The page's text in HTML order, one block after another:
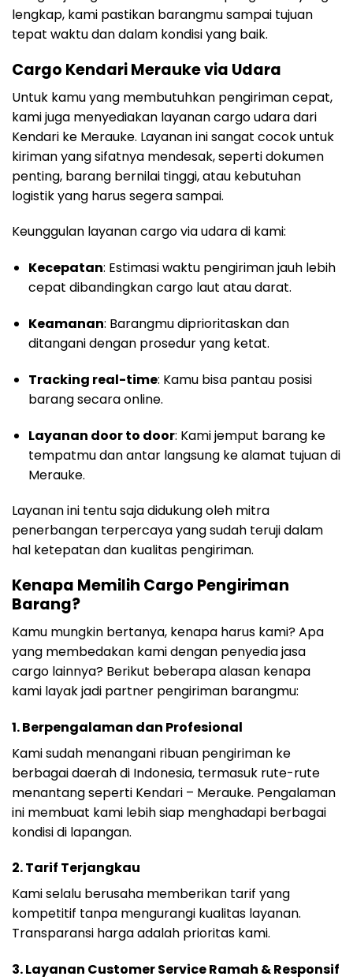
lengkap, kami pastikan barangmu sampai tujuan
tepat waktu dan dalam kondisi yang baik.
Cargo Kendari Merauke via Udara
Untuk kamu yang membutuhkan pengiriman cepat,
kami juga menyediakan layanan cargo udara dari
Kendari ke Merauke. Layanan ini sangat cocok untuk
kiriman yang sifatnya mendesak, seperti dokumen
penting, barang bernilai tinggi, atau kebutuhan
logistik yang harus segera sampai.
Keunggulan layanan cargo via udara di kami:
Kecepatan: Estimasi waktu pengiriman jauh lebih
cepat dibandingkan cargo laut atau darat.
Keamanan: Barangmu diprioritaskan dan
ditangani dengan prosedur yang ketat.
Tracking real-time: Kamu bisa pantau posisi
barang secara online.
Layanan door to door: Kami jemput barang ke
tempatmu dan antar langsung ke alamat tujuan di
Merauke.
Layanan ini tentu saja didukung oleh mitra
penerbangan terpercaya yang sudah teruji dalam
hal ketepatan dan kualitas pengiriman.
Kenapa Memilih Cargo Pengiriman
Barang?
Kamu mungkin bertanya, kenapa harus kami? Apa
yang membedakan kami dengan penyedia jasa
cargo lainnya? Berikut beberapa alasan kenapa
kami layak jadi partner pengiriman barangmu:
1. Berpengalaman dan Profesional
Kami sudah menangani ribuan pengiriman ke
berbagai daerah di Indonesia, termasuk rute-rute
menantang seperti Kendari – Merauke. Pengalaman
ini membuat kami lebih siap menghadapi berbagai
kondisi di lapangan.
2. Tarif Terjangkau
Kami selalu berusaha memberikan tarif yang
kompetitif tanpa mengurangi kualitas layanan.
Transparansi harga adalah prioritas kami.
3. Layanan Customer Service Ramah & Responsif